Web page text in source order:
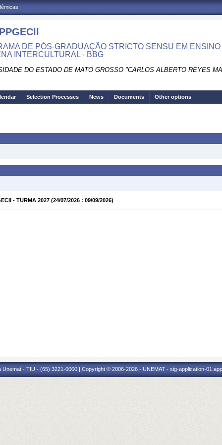
DE PÓS-GRADUAÇÃO STRICTO SENSU EM
INTERCULTURAL - BBG
DO ESTADO DE MATO GROSSO "CARLOS ALBERTO REYES
Selection Processes News Documents Other options
- TURMA 2027 (24/07/2026 : 09/09/2026)
Unemat - TIU - (65) 3221-0000 | Copyright © 2006-2026 - UNEMAT - sig-application-